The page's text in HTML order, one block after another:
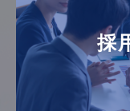
採